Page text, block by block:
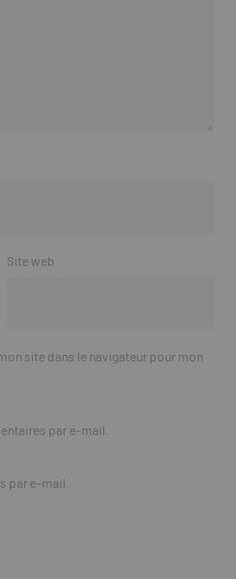
Site web
site dans le navigateur pour mon
par e-mail.
par e-mail.